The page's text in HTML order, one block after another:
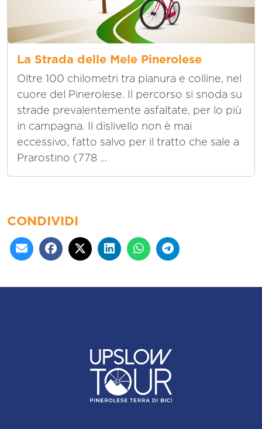
La Strada delle Mele Pinerolese
Oltre 100 chilometri tra pianura e colline, nel
cuore del Pinerolese. Il percorso si snoda su
strade prevalentemente asfaltate, per lo più
in campagna. Il dislivello non è mai
eccessivo, fatto salvo per il tratto che sale a
Prarostino (778 ...
CONDIVIDI